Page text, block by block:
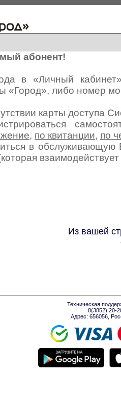
абонент!
в «Личный
«Город», либо номер
карты доступа
, по квитанции, по
в
Из вашей
Техническая
8(3852) 20-
Адрес: 656056,